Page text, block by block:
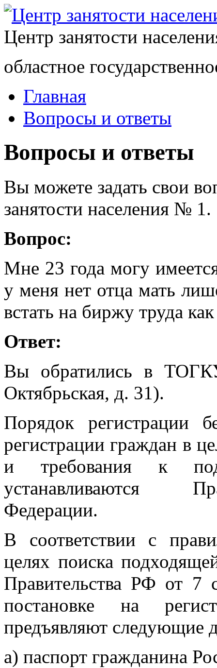
Центр занятости
областное
Главная
Вопросы и ответы
Вопросы и ответы
Вы можете задать свои
занятости населения № 1.
Вопрос:
Мне 23 года могу
у меня нет отца мать
встать на биржу труда
Ответ:
Вы обратились в
Октябрьская, д. 31).
Порядок регистрации
регистрации граждан в
и требования к
устанавливаются
Федерации.
В соответствии с
целях поиска
Правительства РФ от
постановке на
предъявляют следующие
а) паспорт гражданина